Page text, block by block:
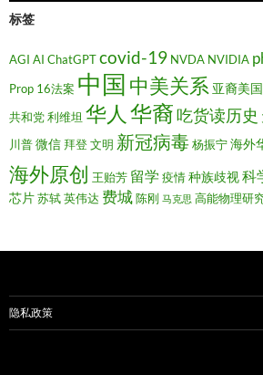
标签
AGI AI ChatGPTcovid-19 NVDA NVIDIA
Prop 16法案 中国 中美关系 亚裔美
共和党利维坦 华人 华裔吃货读历史
川普微信 拜登文明 新冠病毒杨振宁海外
海外原创 王贻芳 留学 疫情种族歧视科
芯片苏轼英伟达 费城陈刚 马克思 高能物理研
隐私政策